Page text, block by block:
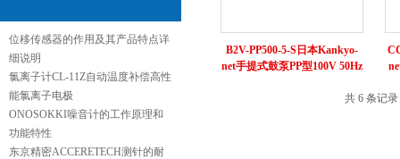
位移传感器的作用及其产品特点详
细说明
氯离子计CL-11Z自动温度补偿高性
能氯离子电极
ONOSOKKI噪音计的工作原理和
功能特性
东京精密ACCERETECH测针的耐
B2V-PP500-5-S日本Kankyo-
net手提式鼓泵PP型100V 50Hz
共 6 条记